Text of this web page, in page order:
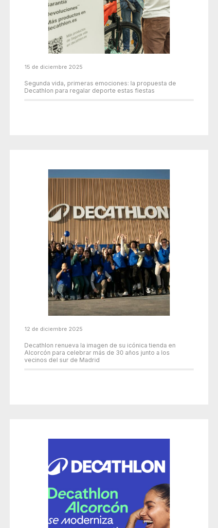
15 de diciembre 2025
Segunda vida, primeras emociones: la propuesta de
Decathlon para regalar deporte estas fiestas
12 de diciembre 2025
Decathlon renueva la imagen de su icónica tienda en
Alcorcón para celebrar más de 30 años junto a los
vecinos del sur de Madrid